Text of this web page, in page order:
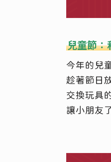
兒童節：
今年的兒
趁著節日
交換玩具
讓小朋友